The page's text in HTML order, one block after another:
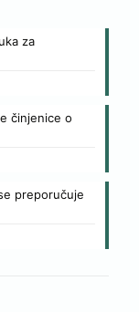
za
činjenice o
preporučuje